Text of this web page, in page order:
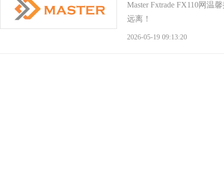
Master Fxtrade FX110网温
远离！
2026-05-19 09:13:20